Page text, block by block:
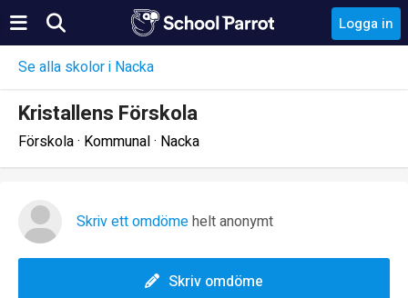
Logga in
Se alla skolor i Nacka
Kristallens Förskola
Förskola · Kommunal · Nacka
Skriv ett omdömehelt anonymt
Skriv omdöme